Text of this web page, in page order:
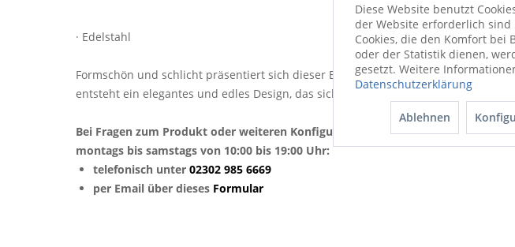
· Edelstahl
Formschön und schlicht präsentiert sich dieser Briefkasten, der funktionell und
entsteht ein elegantes und edles Design, das sich an jeder Haustür sehen lassen
Bei Fragen zum Produkt oder weiteren Konfigurationswünschen beraten wir Sie
montags bis samstags von 10:00 bis 19:00 Uhr:
telefonisch unter 02302 985 6669
per Email über dieses Formular
Diese Website benutzt
der Website erforderlich sind
Cookies, die den Komfort bei
oder der Statistik dienen,
gesetzt. Weitere
Datenschutzerklärung
Ablehnen